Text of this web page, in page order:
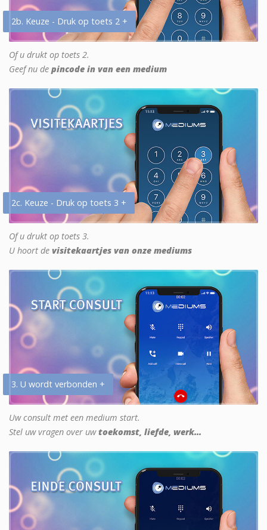
2b. Keuze - Druk op toets 2 +
Of u drukt op toets 2.
Geef nu de pincode in van een medium
2c. Keuze - Druk op toets 3 +
Of u drukt op toets 3.
U hoort de visitekaartjes van onze mediums
3. U wordt verbonden +
Uw consult met een medium start.
Stel uw vragen over uwtoekomst, liefde, werk...